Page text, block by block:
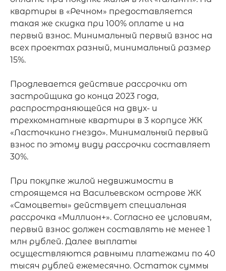
квартиры в «Речном» предоставляется
такая же скидка при 100% оплате и на
первый взнос. Минимальный первый взнос на
всех проектах разный, минимальный размер
15%.
Продлевается действие рассрочки от
застройщика до конца 2023 года,
распространяющейся на двух- и
трехкомнатные квартиры в 3 корпусе ЖК
«Ласточкино гнездо». Минимальный первый
взнос по этому виду рассрочки составляет
30%.
При покупке жилой недвижимости в
строящемся на Васильевском острове ЖК
«Самоцветы» действует специальная
рассрочка «Миллион+». Согласно ее условиям,
первый взнос должен составлять не менее 1
млн рублей. Далее выплаты
осуществляются равными платежами по 40
тысяч рублей ежемесячно. Остаток суммы